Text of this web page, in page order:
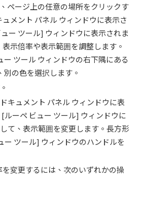
ページ上の任意の場所をクリックす
メント パネル ウィンドウに表示さ
ー ツール] ウィンドウに表示されま
示倍率や表示範囲を調整します。
ツール ウィンドウの右下隅にある
の色を選択します。
キュメント パネル ウィンドウに表
ーペ ビュー ツール] ウィンドウに
て、表示範囲を変更します。長方形
ツール] ウィンドウのハンドルを
変更するには、次のいずれかの操